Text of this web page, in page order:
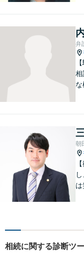
を
り
弁
相
な
寧
相
き
朝
は
相
相続に関する診断ツ